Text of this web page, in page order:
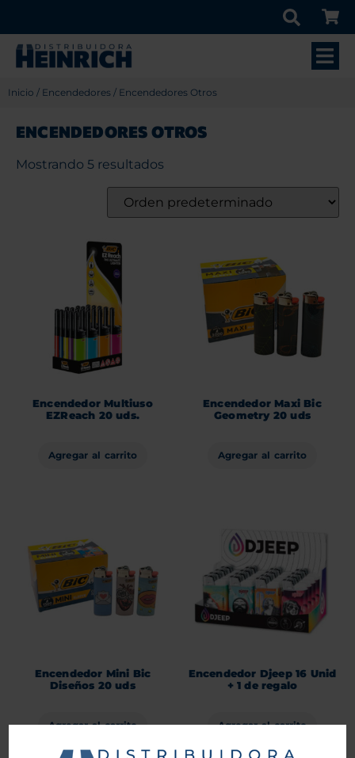
Inicio / Encendedores / Encendedores Otros
ENCENDEDORES OTROS
Mostrando 5 resultados
Encendedor Multiuso
EZReach 20 uds.
Agregar al carrito
Encendedor Maxi Bic
Geometry 20 uds
Agregar al carrito
Encendedor Mini Bic
Diseños 20 uds
Agregar al carrito
Encendedor Djeep 16 Unid
+ 1 de regalo
Agregar al carrito